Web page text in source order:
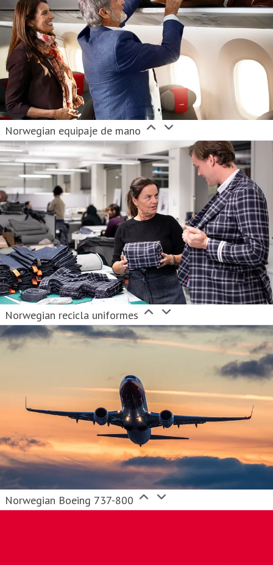
Norwegian equipaje de mano
Norwegian recicla uniformes
Norwegian Boeing 737-800